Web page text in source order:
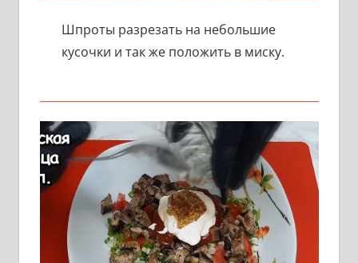
Шпроты разрезать на небольшие
кусочки и так же положить в миску.